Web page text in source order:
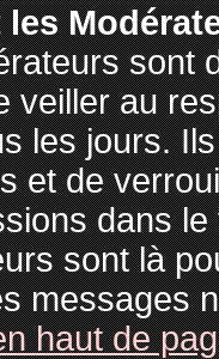
sont
veiller au
les jours.
et de
dans
sont là
messages
haut de